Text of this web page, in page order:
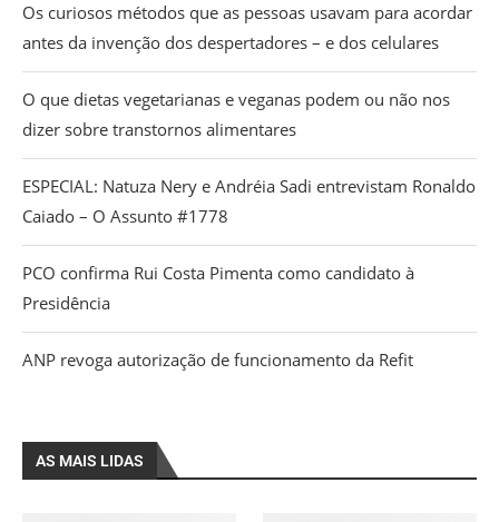
Os curiosos métodos que as pessoas usavam para acordar
antes da invenção dos despertadores – e dos celulares
O que dietas vegetarianas e veganas podem ou não nos
dizer sobre transtornos alimentares
ESPECIAL: Natuza Nery e Andréia Sadi entrevistam Ronaldo
Caiado – O Assunto #1778
PCO confirma Rui Costa Pimenta como candidato à
Presidência
ANP revoga autorização de funcionamento da Refit
AS MAIS LIDAS